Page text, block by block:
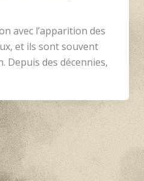
avec l’apparition des
et ils sont souvent
Depuis des décennies,